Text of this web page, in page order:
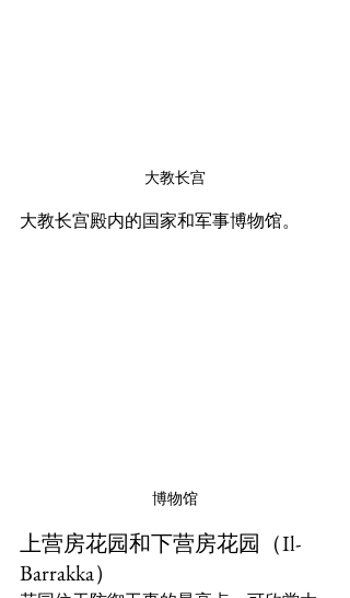
大教长宫
大教长宫殿内的国家和军事博物馆。
博物馆
上营房花园和下营房花园（Il-
Barrakka）